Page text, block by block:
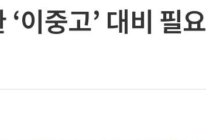
이중고’ 대비 필요